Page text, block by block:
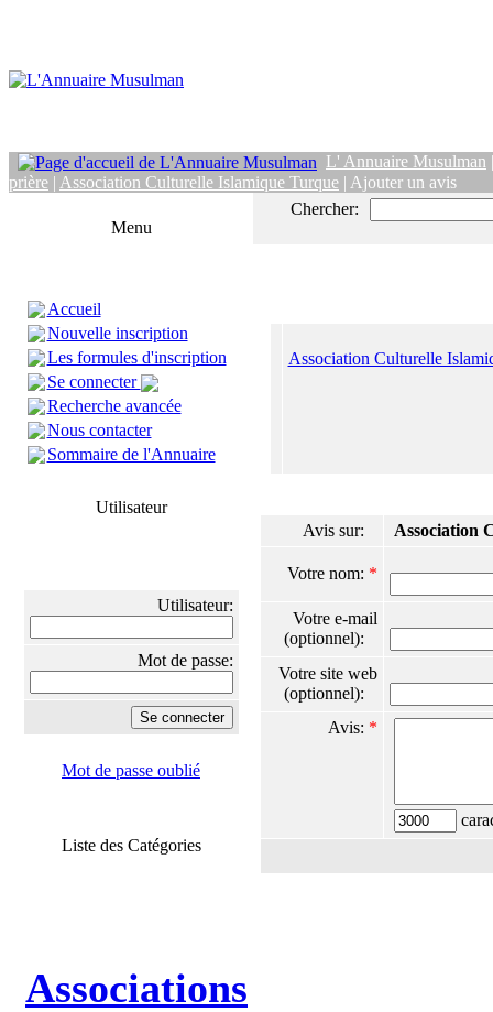
L' Annuaire Musulman
prière | Association Culturelle Islamique Turque | Ajouter un avis
Menu
Accueil
Nouvelle inscription
Les formules d'inscription
Se connecter
Recherche avancée
Nous contacter
Sommaire de l'Annuaire
Utilisateur
Utilisateur:
Mot de passe:
Mot de passe oublié
Liste des Catégories
Associations
Chercher:
Association Culturelle
Avis sur: Association
Votre nom: *
Votre e-mail
(optionnel):
Votre site web
(optionnel):
Avis: *